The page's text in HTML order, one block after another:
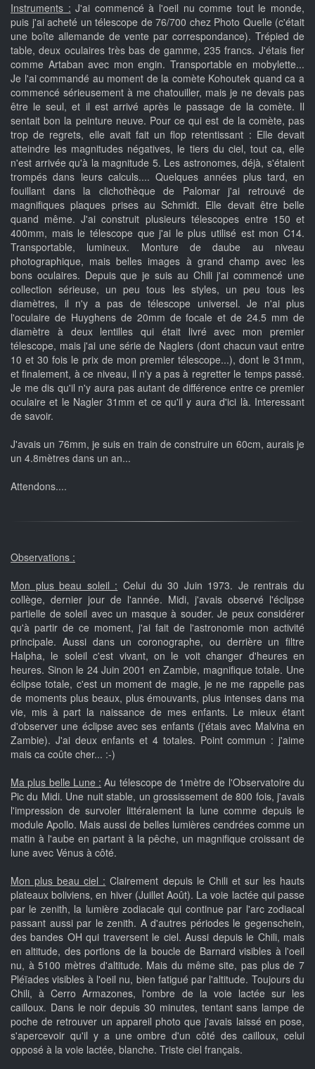
Instruments : J'ai commencé à l'oeil nu comme tout le monde,
puis j'ai acheté un télescope de 76/700 chez Photo Quelle (c'était
une boîte allemande de vente par correspondance). Trépied de
table, deux oculaires très bas de gamme, 235 francs. J'étais fier
comme Artaban avec mon engin. Transportable en mobylette...
Je l'ai commandé au moment de la comète Kohoutek quand ca a
commencé sérieusement à me chatouiller, mais je ne devais pas
être le seul, et il est arrivé après le passage de la comète. Il
sentait bon la peinture neuve. Pour ce qui est de la comète, pas
trop de regrets, elle avait fait un flop retentissant : Elle devait
atteindre les magnitudes négatives, le tiers du ciel, tout ca, elle
n'est arrivée qu'à la magnitude 5. Les astronomes, déjà, s'étaient
trompés dans leurs calculs.... Quelques années plus tard, en
fouillant dans la clichothèque de Palomar j'ai retrouvé de
magnifiques plaques prises au Schmidt. Elle devait être belle
quand même. J'ai construit plusieurs télescopes entre 150 et
400mm, mais le télescope que j'ai le plus utilisé est mon C14.
Transportable, lumineux. Monture de daube au niveau
photographique, mais belles images à grand champ avec les
bons oculaires. Depuis que je suis au Chili j'ai commencé une
collection sérieuse, un peu tous les styles, un peu tous les
diamètres, il n'y a pas de télescope universel. Je n'ai plus
l'oculaire de Huyghens de 20mm de focale et de 24.5 mm de
diamètre à deux lentilles qui était livré avec mon premier
télescope, mais j'ai une série de Naglers (dont chacun vaut entre
10 et 30 fois le prix de mon premier télescope...), dont le 31mm,
et finalement, à ce niveau, il n'y a pas à regretter le temps passé.
Je me dis qu'il n'y aura pas autant de différence entre ce premier
oculaire et le Nagler 31mm et ce qu'il y aura d'ici là. Interessant
de savoir.
J'avais un 76mm, je suis en train de construire un 60cm, aurais je
un 4.8mètres dans un an...
Attendons....
Observations :
Mon plus beau soleil : Celui du 30 Juin 1973. Je rentrais du
collège, dernier jour de l'année. Midi, j'avais observé l'éclipse
partielle de soleil avec un masque à souder. Je peux considérer
qu'à partir de ce moment, j'ai fait de l'astronomie mon activité
principale. Aussi dans un coronographe, ou derrière un filtre
Halpha, le soleil c'est vivant, on le voit changer d'heures en
heures. Sinon le 24 Juin 2001 en Zambie, magnifique totale. Une
éclipse totale, c'est un moment de magie, je ne me rappelle pas
de moments plus beaux, plus émouvants, plus intenses dans ma
vie, mis à part la naissance de mes enfants. Le mieux étant
d'observer une éclipse avec ses enfants (j'étais avec Malvina en
Zambie). J'ai deux enfants et 4 totales. Point commun : j'aime
mais ca coûte cher... :-)
Ma plus belle Lune : Au télescope de 1mètre de l'Observatoire du
Pic du Midi. Une nuit stable, un grossissement de 800 fois, j'avais
l'impression de survoler littéralement la lune comme depuis le
module Apollo. Mais aussi de belles lumières cendrées comme un
matin à l'aube en partant à la pêche, un magnifique croissant de
lune avec Vénus à côté.
Mon plus beau ciel : Clairement depuis le Chili et sur les hauts
plateaux boliviens, en hiver (Juillet Août). La voie lactée qui passe
par le zenith, la lumière zodiacale qui continue par l'arc zodiacal
passant aussi par le zenith. A d'autres périodes le gegenschein,
des bandes OH qui traversent le ciel. Aussi depuis le Chili, mais
en altitude, des portions de la boucle de Barnard visibles à l'oeil
nu, à 5100 mètres d'altitude. Mais du même site, pas plus de 7
Pléïades visibles à l'oeil nu, bien fatigué par l'altitude. Toujours du
Chili, à Cerro Armazones, l'ombre de la voie lactée sur les
cailloux. Dans le noir depuis 30 minutes, tentant sans lampe de
poche de retrouver un appareil photo que j'avais laissé en pose,
s'apercevoir qu'il y a une ombre d'un côté des cailloux, celui
opposé à la voie lactée, blanche. Triste ciel français.